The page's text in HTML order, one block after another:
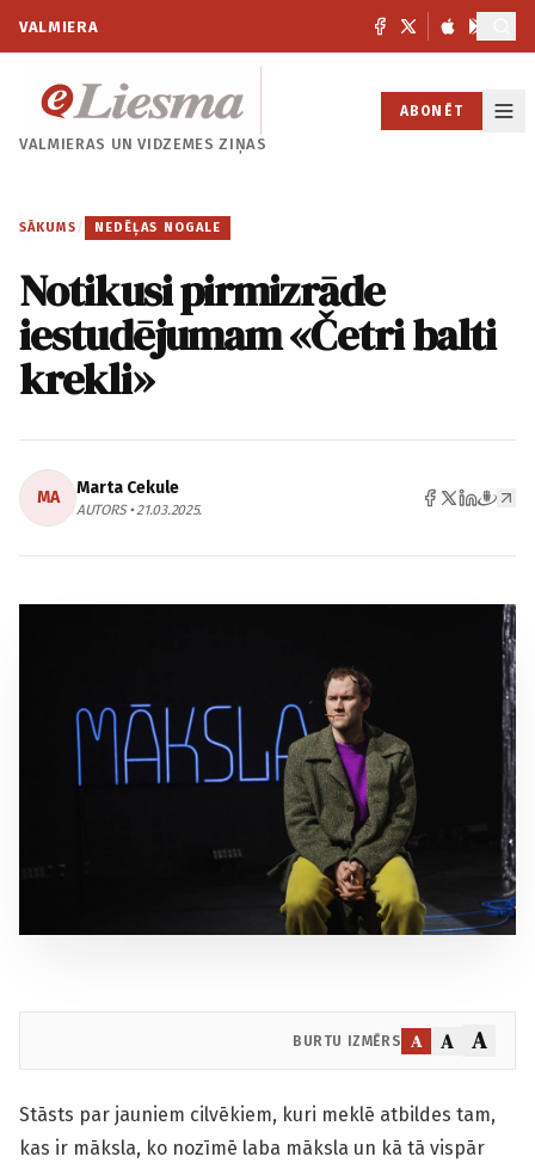
VALMIERA
VALMIERAS UNVIDZEMES ZIŅAS
ABONĒT
SĀKUMS / NEDĒĻAS NOGALE
Notikusi pirmizrāde
iestudējumam «Četri balti
krekli»
MA Marta Cekule
AUTORS • 21.03.2025.
BURTU IZMĒRS A A A
Stāsts par jauniem cilvēkiem, kuri meklē atbildes tam,
kas ir māksla, ko nozīmē laba māksla un kā tā vispār